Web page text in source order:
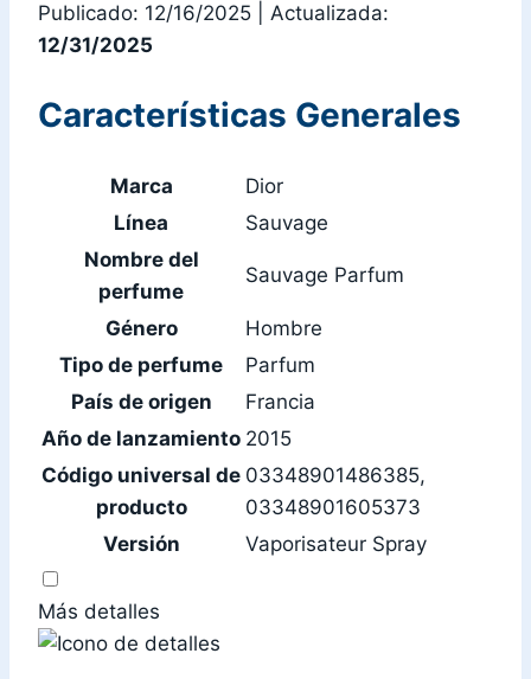
Publicado: 12/16/2025
Actualizada:
12/31/2025
Características Generales
Marca
Dior
Línea
Sauvage
Nombre del
perfume
Sauvage Parfum
Género
Hombre
Tipo de perfume
Parfum
País de origen
Francia
Año de lanzamiento 2015
Código universal de
producto
03348901486385,
03348901605373
Versión
Vaporisateur Spray
Más detalles